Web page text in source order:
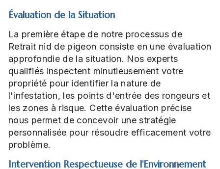
Évaluation de la Situation
La première étape de notre processus de
Retrait nid de pigeon consiste en une évaluation
approfondie de la situation. Nos experts
qualifiés inspectent minutieusement votre
propriété pour identifier la nature de
l'infestation, les points d'entrée des rongeurs et
les zones à risque. Cette évaluation précise
nous permet de concevoir une stratégie
personnalisée pour résoudre efficacement votre
problème.
Intervention Respectueuse de l'Environnement